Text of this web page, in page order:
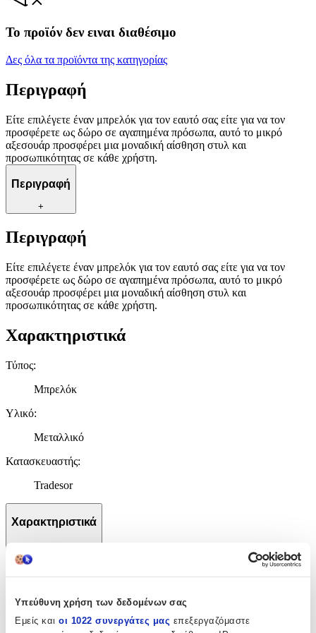
Υπεύθυνη χρήση των δεδομένων σας
Εμείς και οι 1022 συνεργάτες μας επεξεργαζόμαστε
Το προϊόν δεν ειναι διαθέσιμο
Δες όλα τα προϊόντα της κατηγορίας
Περιγραφή
Είτε επιλέγετε έναν μπρελόκ για τον εαυτό σας είτε για να τον
προσφέρετε ως δώρο σε αγαπημένα πρόσωπα, αυτό το μικρό
αξεσουάρ προσφέρει μια μοναδική αίσθηση στυλ και
προσωπικότητας σε κάθε χρήστη.
Περιγραφή
+
Περιγραφή
Είτε επιλέγετε έναν μπρελόκ για τον εαυτό σας είτε για να τον
προσφέρετε ως δώρο σε αγαπημένα πρόσωπα, αυτό το μικρό
αξεσουάρ προσφέρει μια μοναδική αίσθηση στυλ και
προσωπικότητας σε κάθε χρήστη.
Χαρακτηριστικά
Τύπος:
Μπρελόκ
Υλικό:
Μεταλλικό
Κατασκευαστής:
Tradesor
Χαρακτηριστικά
+
Χαρακτηριστικά
Τύπος:
Μπρελόκ